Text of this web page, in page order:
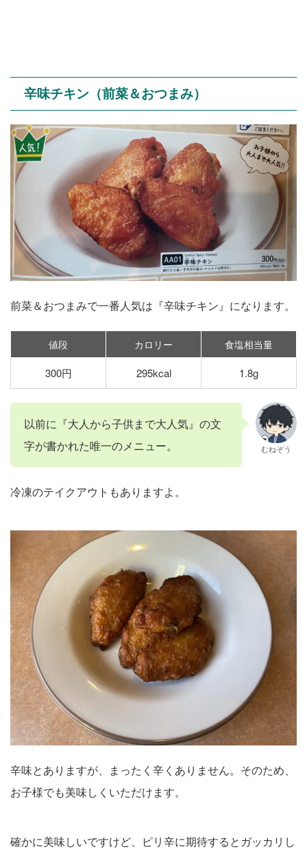
辛味チキン（前菜＆おつまみ）
前菜＆おつまみで一番人気は『辛味チキン』になります。
値段 カロリー
食塩相当量
300円
295kcal 1.8g
以前に『大人から子供まで大人気』の文
字が書かれた唯一のメニュー。
むねぞう
冷凍のテイクアウトもありますよ。
辛味とありますが、まったく辛くありません。そのため、
お子様でも美味しくいただけます。
確かに美味しいですけど、ピリ辛に期待するとガッカリし